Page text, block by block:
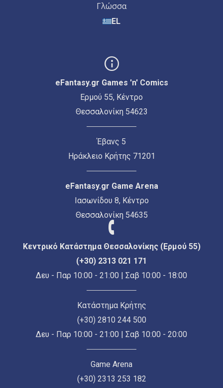
Γλώσσα
EL
eFantasy.gr Games 'n' Comics
Ερμού 55, Κέντρο
Θεσσαλονίκη 54623
Έβανς 5
Ηράκλειο Κρήτης 71201
eFantasy.gr Game Arena
Ιασωνίδου 8, Κέντρο
Θεσσαλονίκη 54635
Κεντρικό Κατάστημα Θεσσαλονίκης (Ερμού 55)
(+30) 2313 021 171
Δευ - Παρ 10:00 - 21:00 | Σαβ 10:00 - 18:00
Κατάστημα Κρήτης
(+30) 2810 244 500
Δευ - Παρ 10:00 - 21:00 | Σαβ 10:00 - 20:00
Game Arena
(+30) 2313 253 182